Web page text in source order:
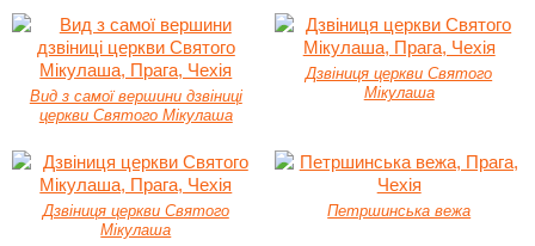
Вид з самої вершини дзвіниці
церкви Святого Мікулаша
Дзвіниця церкви Святого
Мікулаша
Дзвіниця церкви Святого
Мікулаша
Петршинська вежа